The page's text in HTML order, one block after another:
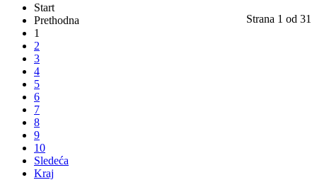
Strana 1 od 31
Start
Prethodna
1
2
3
4
5
6
7
8
9
10
Sledeća
Kraj